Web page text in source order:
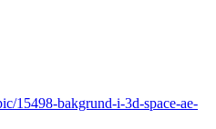
15498-bakgrund-i-3d-space-ae-